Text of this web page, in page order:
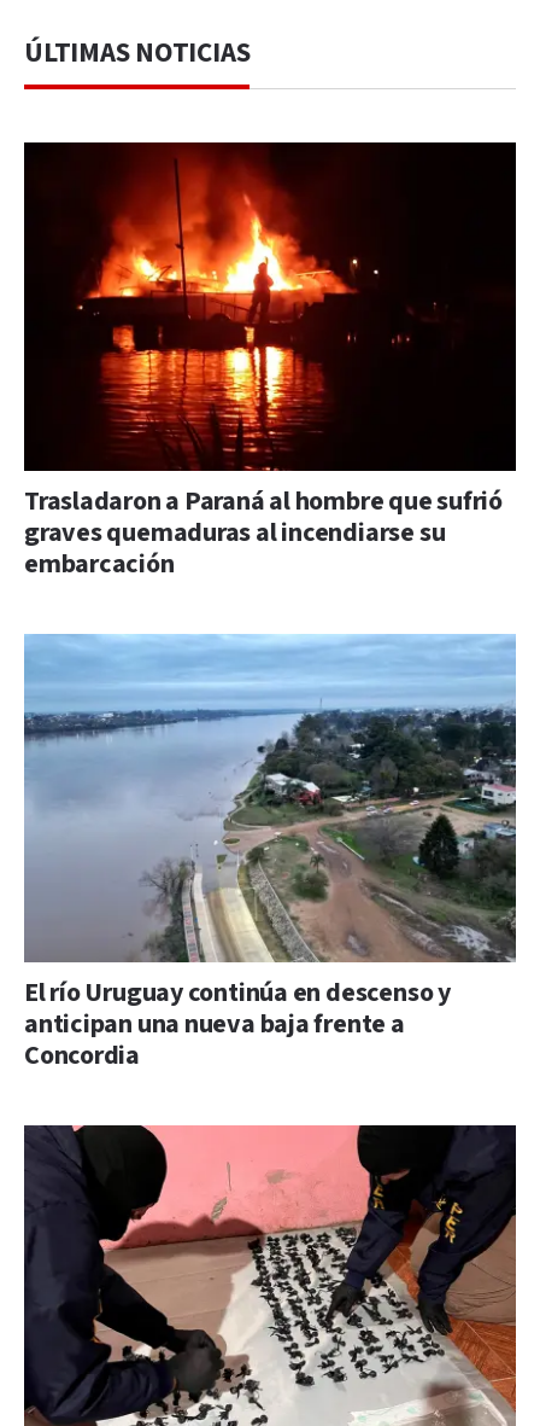
ÚLTIMAS NOTICIAS
Trasladaron a Paraná al hombre que sufrió
graves quemaduras al incendiarse su
embarcación
El río Uruguay continúa en descenso y
anticipan una nueva baja frente a
Concordia